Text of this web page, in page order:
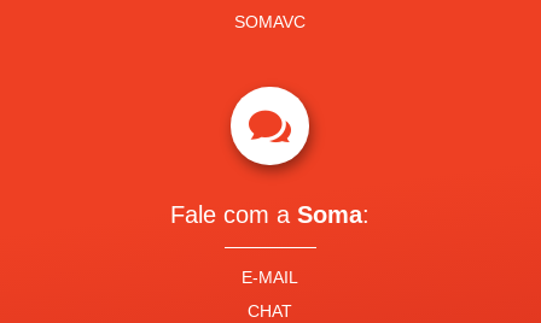
SOMAVC

Fale com aSoma:
E-MAIL
CHAT